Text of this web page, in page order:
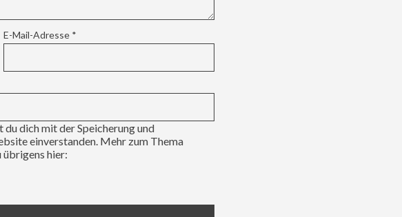
E-Mail-Adresse *
dich mit der Speicherung und
einverstanden. Mehr zum Thema
hier: